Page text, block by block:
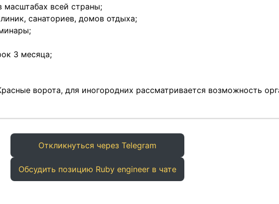
всей страны;
санаториев, домов отдыха;
3 месяца;
ворота, для иногородних рассматривается возможность
Откликнуться через Telegram
Обсудить позицию Ruby engineer в чате